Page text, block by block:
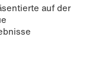
auf der